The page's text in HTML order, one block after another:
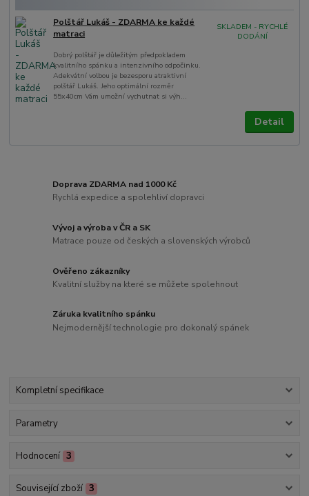
Polštář Lukáš - ZDARMA ke každé
matraci
Dobrý polštář je důležitým předpokladem
kvalitního spánku a intenzivního odpočinku.
Adekvátní volbou je bezesporu atraktivní
polštář Lukáš. Jeho optimální rozměr
55x40cm Vám umožní vychutnat si výh...
SKLADEM - RYCHLÉ
DODÁNÍ
Detail
Doprava ZDARMA nad 1000 Kč
Rychlá expedice a spolehliví dopravci
Vývoj a výroba v ČR a SK
Matrace pouze od českých a slovenských výrobců
Ověřeno zákazníky
Kvalitní služby na které se můžete spolehnout
Záruka kvalitního spánku
Nejmodernější technologie pro dokonalý spánek
Kompletní specifikace
Parametry
Hodnocení 3
Související zboží 3